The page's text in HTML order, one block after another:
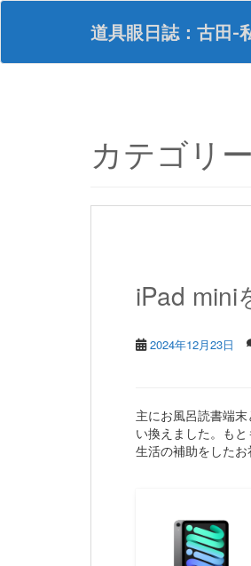
S
p
道具眼日誌：古田-
カテゴリ
iPad mini
2024年12月23日
主にお風呂読書端
い換えました。も
生活の補助をした